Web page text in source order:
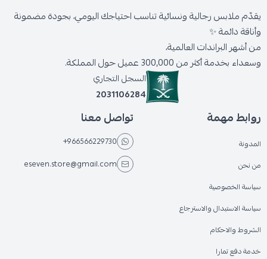
يقدّم ملابس رجالية ونسائية تناسب احتياجك اليومي، بجودة مضمونة
وأناقة دائمة ✨
من أشهر البراندات العالمية،
وسعداء بخدمة أكثر من 300,000 عميل حول المملكة.
السجل التجاري
2031106284
روابط مهمة
المدونة
من نحن
سياسة الخصوصية
سياسة الاستبدال والاسترجاع
الشروط والاحكام
خدمة دفع تمارا
تواصل معنا
+966566229730
eseven.store@gmail.com